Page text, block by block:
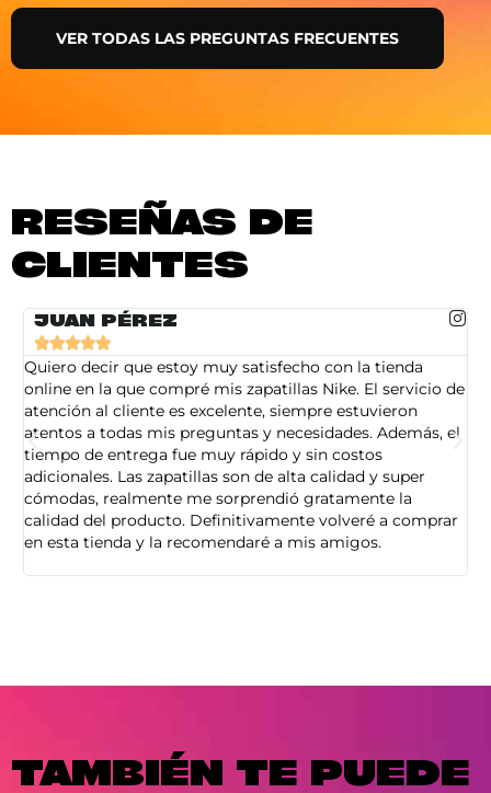
VER TODAS LAS PREGUNTAS FRECUENTES
RESEÑAS DE
CLIENTES
JUAN PÉREZ

Quiero decir que estoy muy satisfecho con la tienda
online en la que compré mis zapatillas Nike. El servicio de
atención al cliente es excelente, siempre estuvieron
atentos a todas mis preguntas y necesidades. Además, el
tiempo de entrega fue muy rápido y sin costos
adicionales. Las zapatillas son de alta calidad y super
cómodas, realmente me sorprendió gratamente la
calidad del producto. Definitivamente volveré a comprar
en esta tienda y la recomendaré a mis amigos.
TAMBIÉN TE PUEDE